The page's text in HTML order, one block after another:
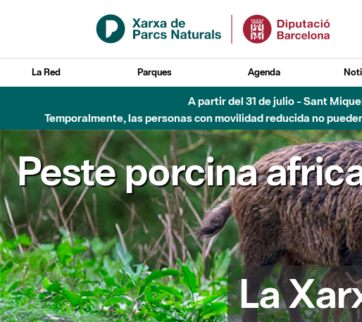
Saltar al contenido principal
La Red Parques Agenda
A partir del 31 de julio - Sant
Temporalmente, las personas con movilidad reducida no
Peste porcina
La